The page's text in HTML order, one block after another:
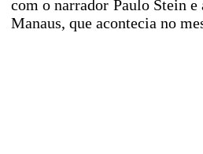
com o narrador Paulo Stein
Manaus, que acontecia no